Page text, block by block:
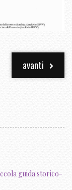
avanti
guida storico-